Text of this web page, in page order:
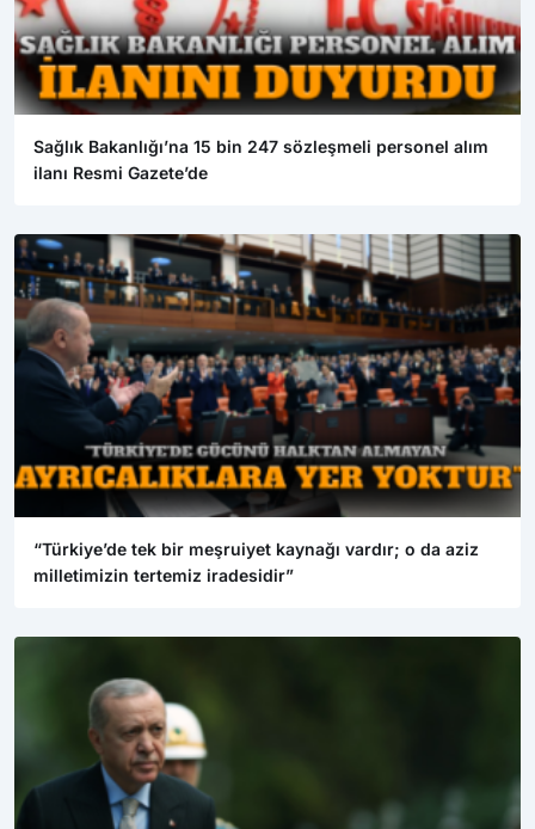
Sağlık Bakanlığı’na 15 bin 247 sözleşmeli personel alım
ilanı Resmi Gazete’de
“Türkiye’de tek bir meşruiyet kaynağı vardır; o da aziz
milletimizin tertemiz iradesidir”